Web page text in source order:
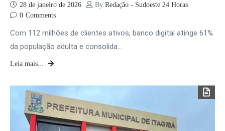
28 de janeiro de 2026 By:Redação - Sudoeste 24 Horas
0 Comments
Com 112 milhões de clientes ativos, banco digital atinge 61%
da população adulta e consolida…
Leia mais...